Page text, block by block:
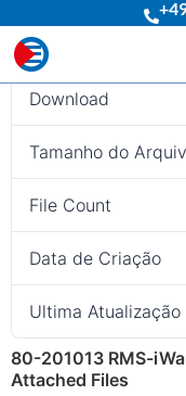
Download
Download
Tamanho do
File Count
Data de Criação
Ultima Atualização
80-201013 RMS-
Attached Files